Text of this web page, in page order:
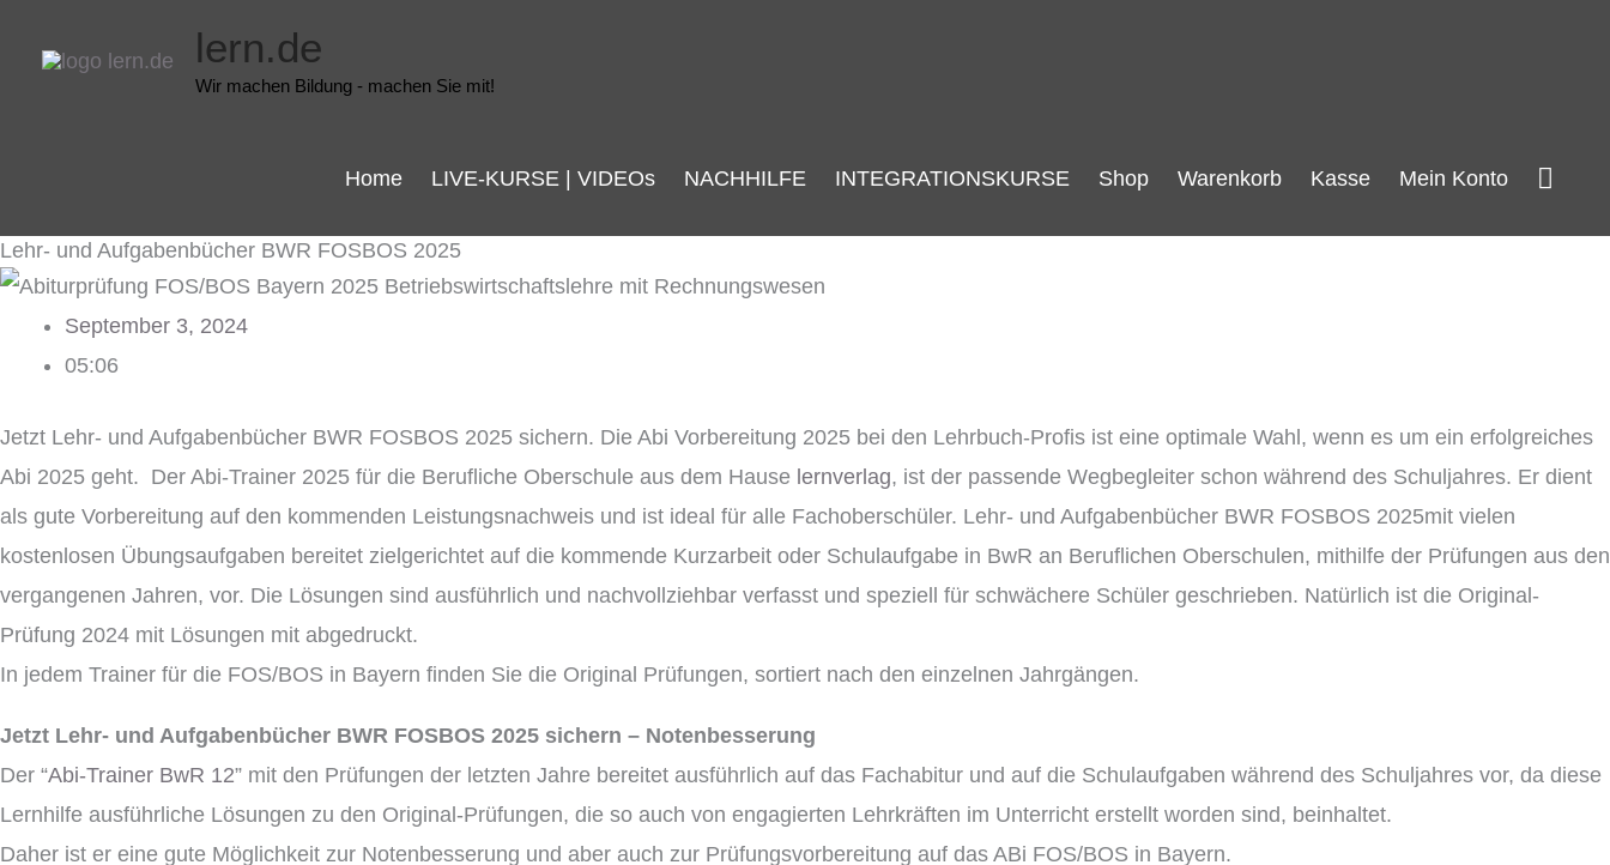
Inhalt
lern.de
Wir machen Bildung - machen Sie mit!
Home LIVE-KURSE | VIDEOs NACHHILFE INTEGRATIONSKURSE Shop Warenkorb Kasse Mein Konto
Lehr- und Aufgabenbücher BWR FOSBOS 2025
September 3, 2024
05:06
Jetzt Lehr- und Aufgabenbücher BWR FOSBOS 2025 sichern. Die Abi Vorbereitung 2025 bei den Lehrbuch-Profis ist eine optimale Wahl, wenn es um ein erfolgreiches
Abi 2025 geht. Der Abi-Trainer 2025 für die Berufliche Oberschule aus dem Hause lernverlag, ist der passende Wegbegleiter schon während des Schuljahres. Er dient
als gute Vorbereitung auf den kommenden Leistungsnachweis und ist ideal für alle Fachoberschüler. Lehr- und Aufgabenbücher BWR FOSBOS 2025mit vielen
kostenlosen Übungsaufgaben bereitet zielgerichtet auf die kommende Kurzarbeit oder Schulaufgabe in BwR an Beruflichen Oberschulen, mithilfe der Prüfungen aus den
vergangenen Jahren, vor. Die Lösungen sind ausführlich und nachvollziehbar verfasst und speziell für schwächere Schüler geschrieben. Natürlich ist die Original-
Prüfung 2024 mit Lösungen mit abgedruckt.
In jedem Trainer für die FOS/BOS in Bayern finden Sie die Original Prüfungen, sortiert nach den einzelnen Jahrgängen.
Jetzt Lehr- und Aufgabenbücher BWR FOSBOS 2025 sichern – Notenbesserung
Der “Abi-Trainer BwR 12” mit den Prüfungen der letzten Jahre bereitet ausführlich auf das Fachabitur und auf die Schulaufgaben während des Schuljahres vor, da diese
Lernhilfe ausführliche Lösungen zu den Original-Prüfungen, die so auch von engagierten Lehrkräften im Unterricht erstellt worden sind, beinhaltet.
Daher ist er eine gute Möglichkeit zur Notenbesserung und aber auch zur Prüfungsvorbereitung auf das ABi FOS/BOS in Bayern.